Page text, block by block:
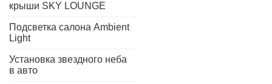
крыши SKY LOUNGE
Подсветка салона Ambient
Light
Установка звездного неба
в авто